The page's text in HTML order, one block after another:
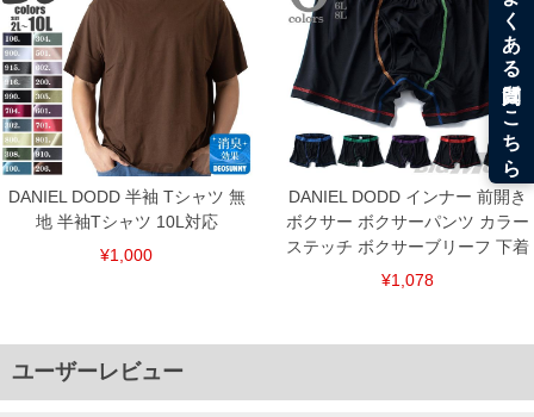
※【返品交換について】
返品交換希望の方は、商品到着後1週間以内にご連絡ください。
下着(肌着)やワイシャツは商品の性質上、返品交換不可とさせて頂いております。予め
ご了承くださいませ。
※【ボトムの裾上げをご希望の場合】
裾上げ料金は500円+税となります。
備考欄に股下●cmとご記入下さい。（裾上げ無料対象商品は1本につき税込6,000円以
上の品が対象。1本5,999円以下の商品は有料（500円+税）となります。）
出荷まで約1週間～20日間程お時間を頂く場合がございます。
尚、裾上げした商品は返品・交換不可となりますので、予めご了承下さい。
一部、お直しに対応出来ない商品がございます。(例：裾にファスナーや調節ひもが付
いている、極端なデザインが施されている等)
※商品によって若干のサイズの誤差がございます。また、お客様がご使用の環境（コ
※当店での掲載商品は、実店鋪と在庫を共用しておりますので店頭での売り違い、店
舗からのお取り寄せ等により、お客様にご迷惑をお掛けしてしまう場合がございま
す。そのようなことがない様最大限に努めておりますが、もしあった場合速やかにご
連絡させて頂きますので予めご了承ください。
DANIEL DODD 半袖 Tシャツ 無
地 半袖Tシャツ 10L対応
¥1,000
DANIEL DODD インナー 前開き
ボクサー ボクサーパンツ カラー
ステッチ ボクサーブリーフ 下着
¥1,078
ユーザーレビュー